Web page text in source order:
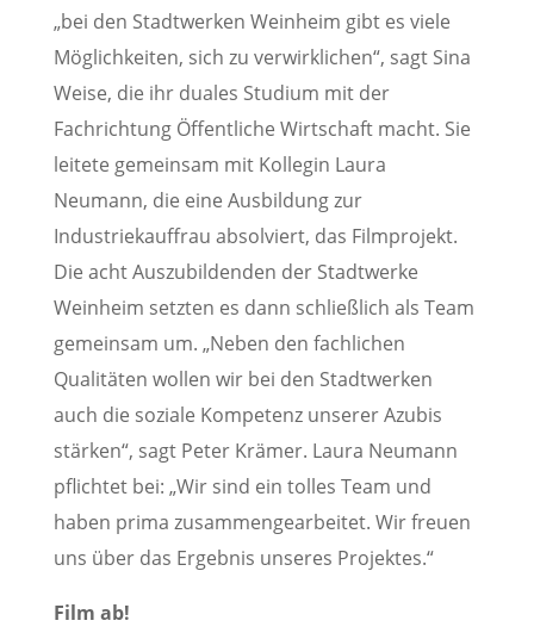
„bei den Stadtwerken Weinheim gibt es viele
Möglichkeiten, sich zu verwirklichen“, sagt Sina
Weise, die ihr duales Studium mit der
Fachrichtung Öffentliche Wirtschaft macht. Sie
leitete gemeinsam mit Kollegin Laura
Neumann, die eine Ausbildung zur
Industriekauffrau absolviert, das Filmprojekt.
Die acht Auszubildenden der Stadtwerke
Weinheim setzten es dann schließlich als Team
gemeinsam um. „Neben den fachlichen
Qualitäten wollen wir bei den Stadtwerken
auch die soziale Kompetenz unserer Azubis
stärken“, sagt Peter Krämer. Laura Neumann
pflichtet bei: „Wir sind ein tolles Team und
haben prima zusammengearbeitet. Wir freuen
uns über das Ergebnis unseres Projektes.“
Film ab!